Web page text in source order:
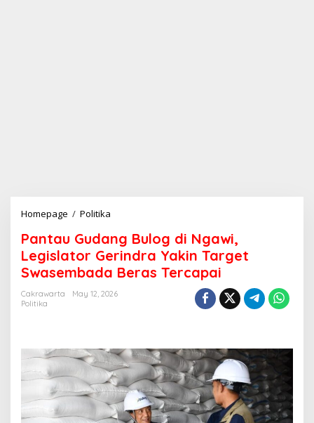
Homepage / Politika
n
t
a
u
G
g
B
u
l
o
g
Pantau Gudang Bulog di Ngawi,
Legislator Gerindra Yakin Target
Swasembada Beras Tercapai
Cakrawarta
May 12, 2026
Politika